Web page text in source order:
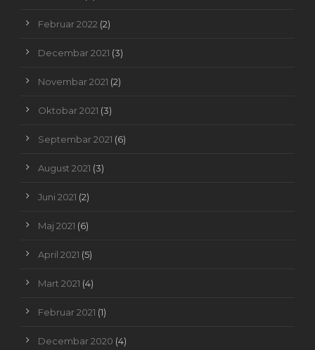
Februar 2022 (2)
Decembar 2021 (3)
Novembar 2021 (2)
Oktobar 2021 (3)
Septembar 2021 (6)
August 2021 (3)
Juni 2021 (2)
Maj 2021 (6)
April 2021 (5)
Mart 2021 (4)
Februar 2021 (1)
Decembar 2020 (4)